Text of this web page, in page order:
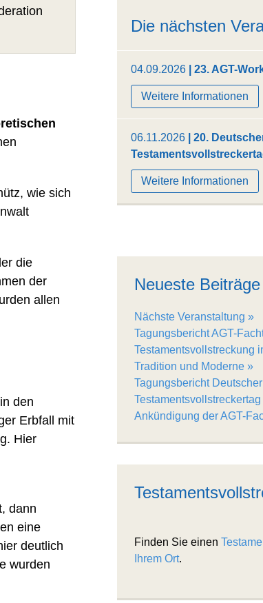
wie sich
die
der
allen
den
Erbfall mit
Hier
dann
eine
deutlich
wurden
Die nächsten
04.09.2026 | 23. AGT-
Weitere Informationen
06.11.2026 | 20.
Weitere Informationen
Neueste Beiträge
Nächste Veranstaltung
Tagungsbericht AGT-
Testamentsvollstreckung
Tradition und Moderne
Tagungsbericht Deutscher
Ankündigung der AGT-
Finden Sie einen
Ihrem Ort.